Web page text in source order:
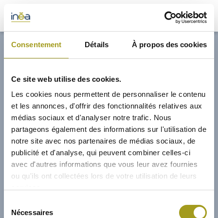
Consentement Détails À propos des cookies
Ce site web utilise des cookies.
Les cookies nous permettent de personnaliser le contenu
et les annonces, d'offrir des fonctionnalités relatives aux
médias sociaux et d'analyser notre trafic. Nous
partageons également des informations sur l'utilisation de
notre site avec nos partenaires de médias sociaux, de
publicité et d'analyse, qui peuvent combiner celles-ci
avec d'autres informations que vous leur avez fournies
ou qu'ils ont collectées lors de votre utilisation de leurs
Nécessaires
33,00€
ACTUS
INVESTISSEURS
PORTE-DOCUMENTS
GREEN BUILDING